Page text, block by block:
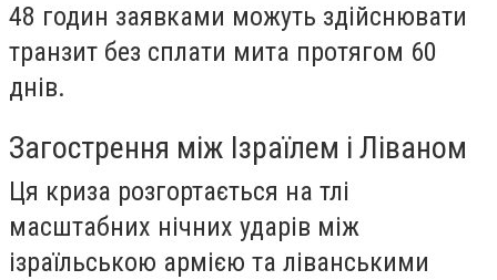
48 годин заявками можуть здійснювати
транзит без сплати мита протягом 60
днів.
Загострення між Ізраїлем і Ліваном
Ця криза розгортається на тлі
масштабних нічних ударів між
ізраїльською армією та ліванськими